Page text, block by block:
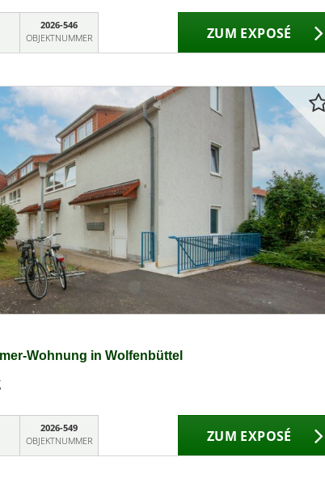
2026-546
OBJEKTNUMMER
ZUM EXPOSÉ
Wohnung in Wolfenbüttel
2026-549
OBJEKTNUMMER
ZUM EXPOSÉ